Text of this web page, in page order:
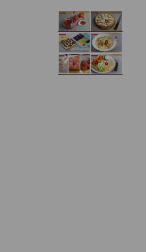
Domowy ketchup (bez
cukru)
Tarta francuska z
cebulą i pomidorem
Domowe żelki
Zupa kurkowa z
selerem i pietruszką